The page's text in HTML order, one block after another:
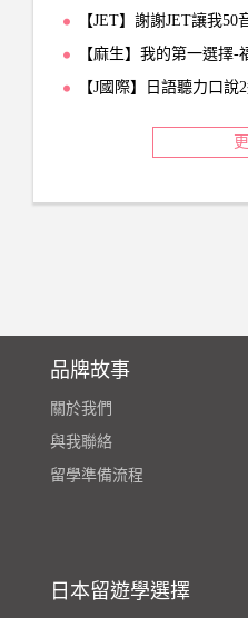
【JET】謝謝JET讓我
【麻生】我的第一選擇-
【J國際】日語聽力口
品牌故事
關於我們
與我聯絡
留學準備流程
日本留遊學選擇